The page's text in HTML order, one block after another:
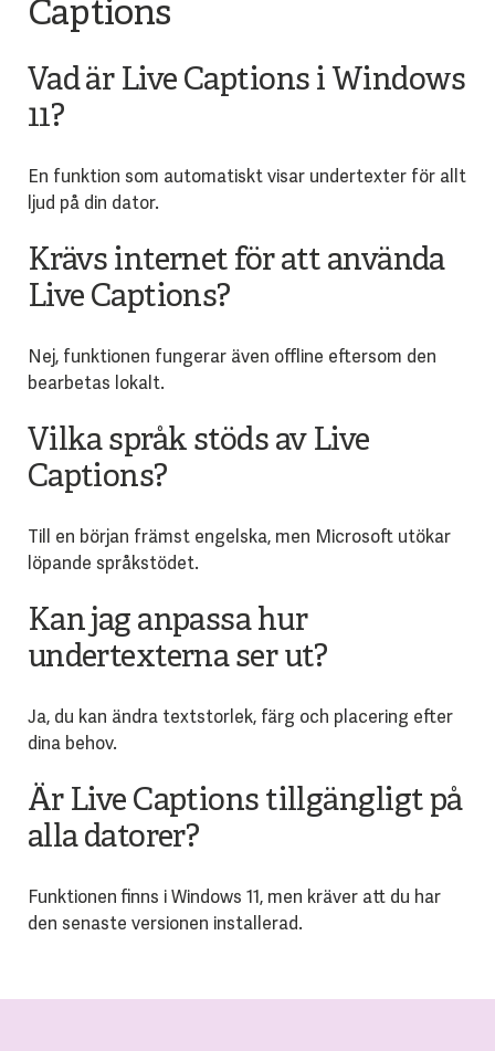
Captions
Vad är Live Captions i Windows
11?
En funktion som automatiskt visar undertexter för allt
ljud på din dator.
Krävs internet för att använda
Live Captions?
Nej, funktionen fungerar även offline eftersom den
bearbetas lokalt.
Vilka språk stöds av Live
Captions?
Till en början främst engelska, men Microsoft utökar
löpande språkstödet.
Kan jag anpassa hur
undertexterna ser ut?
Ja, du kan ändra textstorlek, färg och placering efter
dina behov.
Är Live Captions tillgängligt på
alla datorer?
Funktionen finns i Windows 11, men kräver att du har
den senaste versionen installerad.